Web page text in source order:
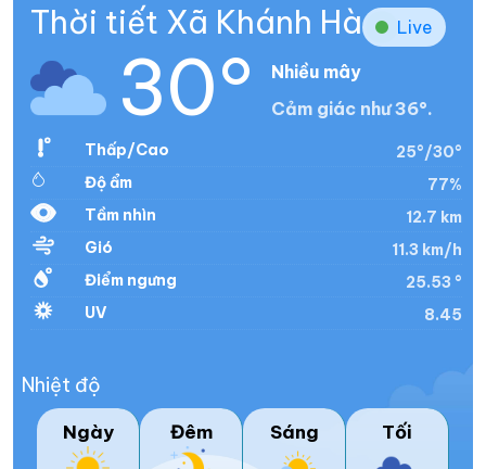
Thời tiết Xã Khánh Hà Live
30°
Nhiều mây
Cảm giác như 36°.
Thấp/Cao
25°/30°
Độ ẩm
77%
Tầm nhìn
12.7 km
Gió
11.3 km/h
Điểm ngưng
25.53 °
UV
8.45
Nhiệt độ
Ngày Đêm Sáng Tối